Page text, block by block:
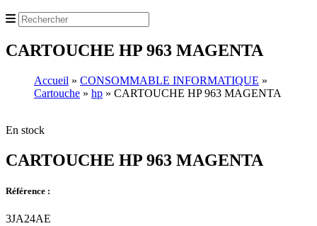
CARTOUCHE HP 963 MAGENTA
Accueil » CONSOMMABLE INFORMATIQUE »
Cartouche » hp » CARTOUCHE HP 963 MAGENTA
En stock
CARTOUCHE HP 963 MAGENTA
Référence :
3JA24AE